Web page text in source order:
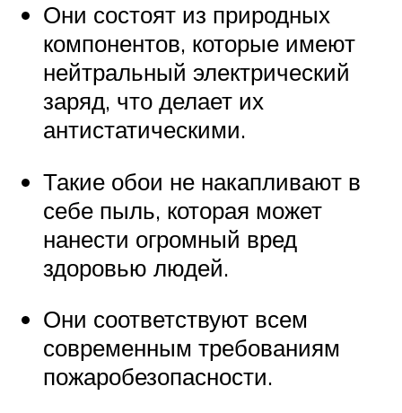
Они состоят из природных
компонентов, которые имеют
нейтральный электрический
заряд, что делает их
антистатическими.
Такие обои не накапливают в
себе пыль, которая может
нанести огромный вред
здоровью людей.
Они соответствуют всем
современным требованиям
пожаробезопасности.